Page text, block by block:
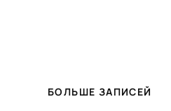
БОЛЬШЕ ЗАПИСЕЙ